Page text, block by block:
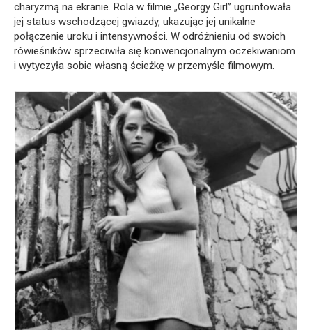
charyzmą na ekranie. Rola w filmie „Georgy Girl” ugruntowała
jej status wschodzącej gwiazdy, ukazując jej unikalne
połączenie uroku i intensywności. W odróżnieniu od swoich
rówieśników sprzeciwiła się konwencjonalnym oczekiwaniom
i wytyczyła sobie własną ścieżkę w przemyśle filmowym.